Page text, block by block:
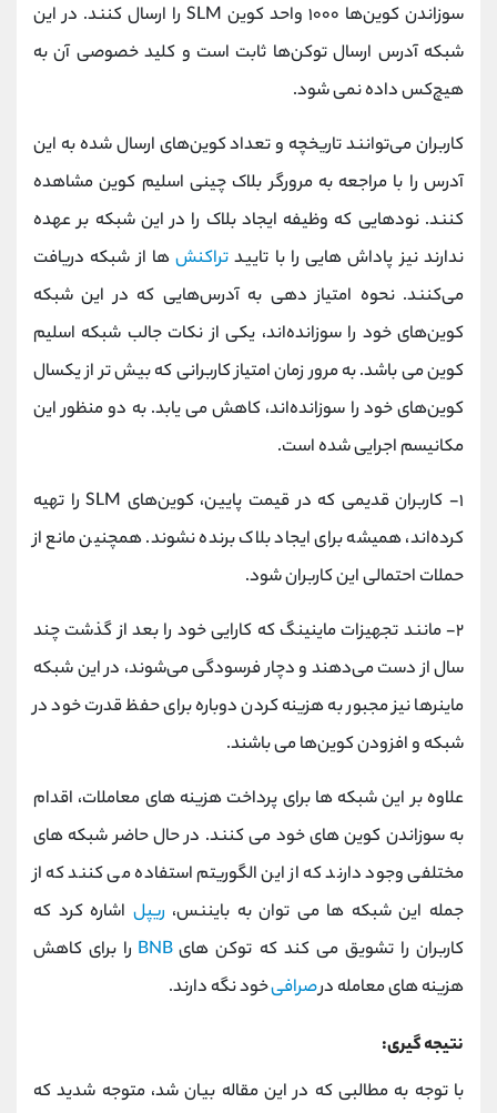
سوزاندن کوین‌ها ۱۰۰۰ واحد کوین SLM را ارسال کنند. در این
شبکه آدرس ارسال توکن‌ها ثابت است و کلید خصوصی آن به
هیچ‌کس داده نمی شود.
کاربران می‌توانند تاریخچه و تعداد کوین‌های ارسال شده به این
آدرس را با مراجعه به مرورگر بلاک چینی اسلیم کوین مشاهده
کنند. نودهایی که وظیفه ایجاد بلاک را در این شبکه بر عهده
ندارند نیز پاداش هایی را با تایید تراکنش‌ها از شبکه دریافت
می‌کنند. نحوه امتیاز‌ دهی به آدرس‌هایی که در این شبکه
کوین‌های خود را سوزانده‌اند، یکی از نکات جالب شبکه اسلیم
کوین می باشد. به مرور زمان امتیاز کاربرانی که بیش تر از یکسال
کوین‌های خود را سوزانده‌اند، کاهش می یابد. به دو منظور این
مکانیسم اجرایی شده است.
۱- کاربران قدیمی که در قیمت پایین، کوین‌های SLM را تهیه
کرده‌اند، همیشه برای ایجاد بلاک برنده نشوند. همچنین مانع از
حملات احتمالی این کاربران شود.
۲- مانند تجهیزات ماینینگ که کارایی خود را بعد از گذشت چند
سال از دست می‌دهند و دچار فرسودگی می‌شوند، در این شبکه
ماینرها نیز مجبور به هزینه کردن دوباره برای حفظ قدرت خود در
شبکه و افزودن کوین‌ها می باشند.
علاوه بر این شبکه ها برای پرداخت هزینه های معاملات، اقدام
به سوزاندن کوین های خود می کنند. در حال حاضر شبکه های
مختلفی وجود دارند که از این الگوریتم استفاده می کنند که از
جمله این شبکه ها می توان به بایننس، ریپل اشاره کرد که
کاربران را تشویق می کند که توکن هایBNB
را برای کاهش
هزینه های معامله درصرافیخود نگه دارند.
نتیجه گیری:
با توجه به مطالبی که در این مقاله بیان شد، متوجه شدید که